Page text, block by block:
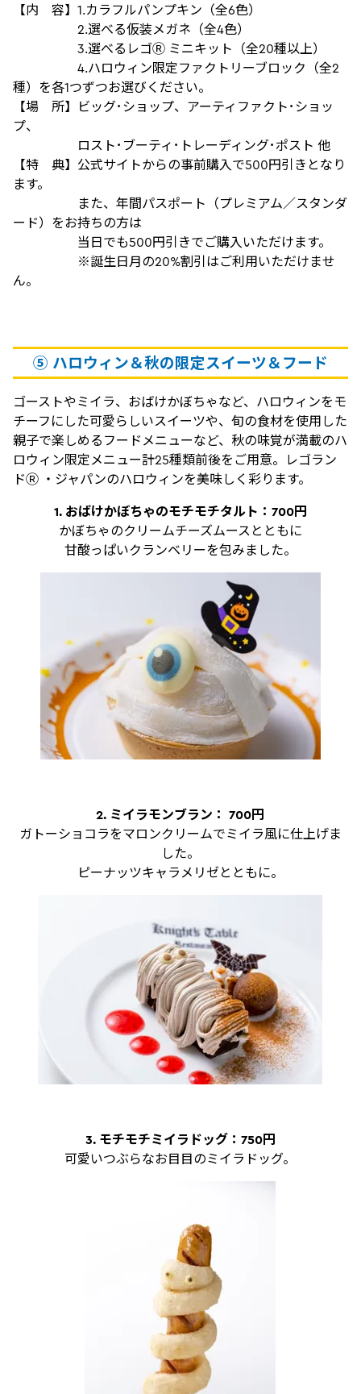
【内 容】1.カラフルパンプキン（全6色）
2.選べる仮装メガネ（全4色）
3.選べるレゴⓇ ミニキット（全20種以上）
4.ハロウィン限定ファクトリーブロック（全2
種）を各1つずつお選びください。
【場 所】ビッグ･ショップ、アーティファクト･ショッ
プ、
ロスト･ブーティ･トレーディング･ポスト 他
【特 典】公式サイトからの事前購入で500円引きとなり
ます。
また、年間パスポート（プレミアム／スタンダ
ード）をお持ちの方は
当日でも500円引きでご購入いただけます。
※誕生日月の20%割引はご利用いただけませ
ん。
⑤ ハロウィン＆秋の限定スイーツ＆フード
ゴーストやミイラ、おばけかぼちゃなど、ハロウィンをモ
チーフにした可愛らしいスイーツや、旬の食材を使用した
親子で楽しめるフードメニューなど、秋の味覚が満載のハ
ロウィン限定メニュー計25種類前後をご用意。レゴラン
ドⓇ ・ジャパンのハロウィンを美味しく彩ります。
1. おばけかぼちゃのモチモチタルト：700円
かぼちゃのクリームチーズムースとともに
甘酸っぱいクランベリーを包みました。
2. ミイラモンブラン： 700円
ガトーショコラをマロンクリームでミイラ風に仕上げま
した。
ピーナッツキャラメリゼとともに。
3. モチモチミイラドッグ：750円
可愛いつぶらなお目目のミイラドッグ。